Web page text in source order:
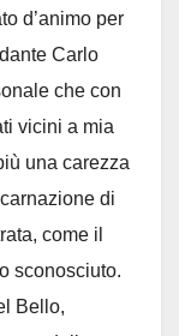
d’animo per
Carlo
che con
vicini a mia
una carezza
di
come il
sconosciuto.
Bello,